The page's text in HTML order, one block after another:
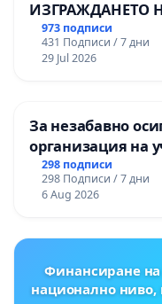
ИЗГРАЖДАНЕТО
НА
973 подписи
431 Подписи / 7 дни
29 Jul 2026
За незабавно
организация на
гарантиране на
и качествено
ОУ „Княз
298 подписи
298 Подписи / 7 дни
6 Aug 2026
Финансиране
национално